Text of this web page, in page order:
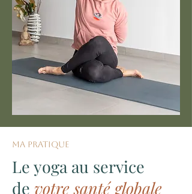
ma pratique
Le yoga au service
de votre santé globale